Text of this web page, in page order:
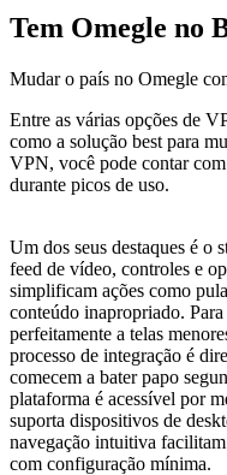
Tem Omegle no
Mudar o país no Omegle
Entre as várias opções de
como a solução best para
VPN, você pode contar
durante picos de uso.
Um dos seus destaques é o
feed de vídeo, controles e
simplificam ações como
conteúdo inapropriado.
perfeitamente a telas
processo de integração é
comecem a bater papo
plataforma é acessível por
suporta dispositivos de
navegação intuitiva
com configuração mínima.